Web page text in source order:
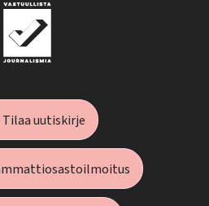
Tilaa uutiskirje